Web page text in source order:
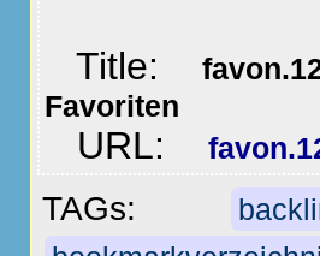
Title:
Favoriten
URL:
TAGs: